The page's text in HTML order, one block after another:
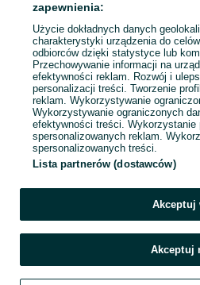
zapewnienia:
Użycie dokładnych danych
charakterystyki urządzenia do
odbiorców dzięki statystyce lub
Przechowywanie informacji na
efektywności reklam. Rozwój i
personalizacji treści. Tworzenie
reklam. Wykorzystywanie
Wykorzystywanie ograniczonych
efektywności treści. Wykorzystanie
spersonalizowanych reklam.
spersonalizowanych treści.
Lista partnerów (dostawców)
Akceptuj
Akceptuj